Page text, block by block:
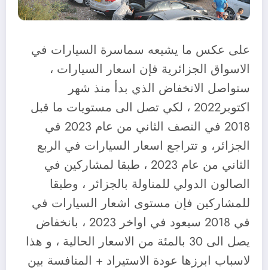
على عكس ما يشيعه سماسرة السيارات في
الاسواق الجزائرية فإن اسعار السيارات ،
ستواصل الانخفاض الذي بدأ منذ شهر
اكتوبر2022 ، لكي تصل الى مستويات ما قبل
2018 في النصف الثاني من عام 2023 في
الجزائر، و تتراجع اسعار السيارات في الربع
الثاني من عام 2023 ، طبقا لمشاركين في
الصالون الدولي للمناولة بالجزائر ، وطبقا
للمشاركين فإن مستوى اشعار السيارات في
في 2018 سيعود في اواخر 2023 ، بانخفاض
يصل الى 30 بالمئة من الاسعار الحالية ، و هذا
لاسباب ابرزها عودة الاستيراد + المنافسة بين